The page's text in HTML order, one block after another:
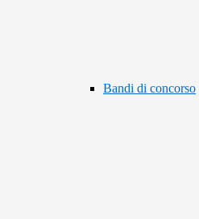
Bandi di concorso